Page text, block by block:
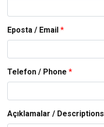
Eposta / Email *
Telefon / Phone *
Açıklamalar / Descriptions